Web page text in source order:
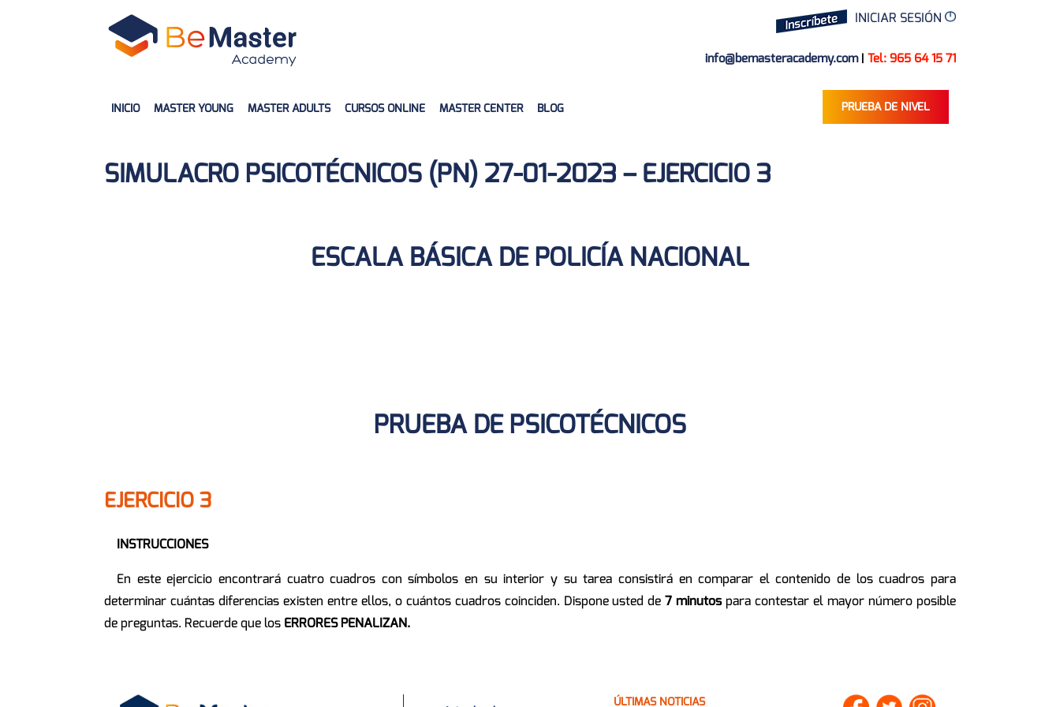
INICIAR SESIÓN
info@bemasteracademy.com| Tel: 965 64 15 71
INICIO MASTER YOUNG MASTER ADULTS CURSOS ONLINE MASTER CENTER BLOG PRUEBA DE NIVEL
SIMULACRO PSICOTÉCNICOS (PN) 27-01-2023 – EJERCICIO 3
ESCALA BÁSICA DE POLICÍA NACIONAL
PRUEBA DE PSICOTÉCNICOS
EJERCICIO 3
INSTRUCCIONES
En este ejercicio encontrará cuatro cuadros con símbolos en su interior y su tarea consistirá en comparar el contenido de los cuadros para
determinar cuántas diferencias existen entre ellos, o cuántos cuadros coinciden. Dispone usted de7 minutospara contestar el mayor número posible
de preguntas. Recuerde que los ERRORES PENALIZAN.
ÚLTIMAS NOTICIAS